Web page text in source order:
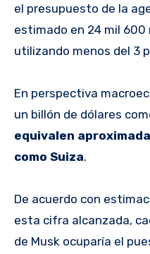
el presupuesto de la
estimado en 24 mil 600
utilizando menos del 3
En perspectiva
un billón de dólares
equivalen
como Suiza.
De acuerdo con
esta cifra alcanzada,
de Musk ocuparía el